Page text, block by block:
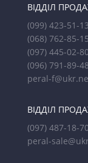
ВІДДІЛ
(099) 423-51-13
(068) 762-85-15
(097) 445-02-
(096) 791-89-48
peral-
ВІДДІЛ
(097) 487-18-
peral-